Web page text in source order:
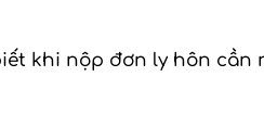
khi nộp đơn ly hôn cần